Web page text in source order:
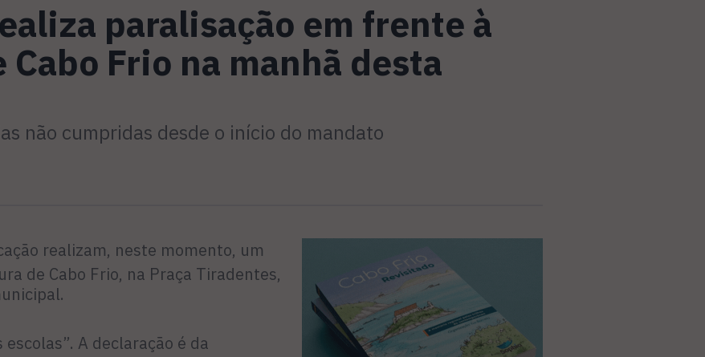
paralisação em frente à
Frio na manhã desta
não cumpridas desde o início do mandato
realizam, neste momento, um
de Cabo Frio, na Praça Tiradentes,
A declaração é da